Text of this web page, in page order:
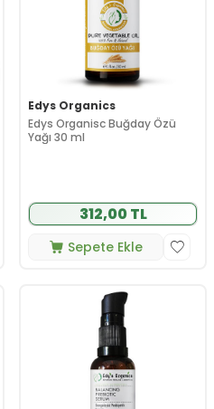
Edys Organics
Edys Organisc Buğday Özü
Yağı 30 ml
312,00 TL
Sepete Ekle